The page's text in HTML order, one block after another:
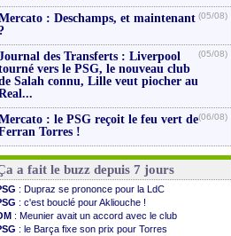
: Deschamps, et maintenant (05/08)
des Transferts : Liverpool
vers le PSG, le nouveau club
Salah connu, Lille veut piocher au
(05/08)
: le PSG reçoit le feu vert de
Torres !
(06/08)
a fait le buzz depuis 7 jours
: Dupraz se prononce pour la LdC
: c'est bouclé pour Akliouche !
: Meunier avait un accord avec le club
: le Barça fixe son prix pour Torres